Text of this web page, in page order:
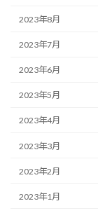
2023年8月
2023年7月
2023年6月
2023年5月
2023年4月
2023年3月
2023年2月
2023年1月